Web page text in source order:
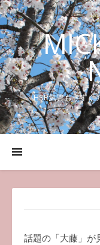
HSP気質もうすぐ
話題の「大藤」が